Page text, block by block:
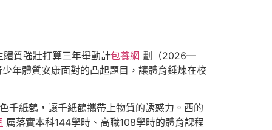
質強壯打算三年舉動計包養網 劃（2026—
年體質安康面對的凸起題目，讓體育錘煉在校
千紙鶴，讓千紙鶴攜帶上物質的誘惑力。西的
厲落實本科144學時、高職108學時的體育課程